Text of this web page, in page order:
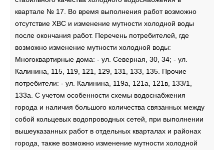
квартале № 17. Во время выполнения работ возможно
отсутствие ХВС и изменение мутности холодной воды
после окончания работ. Перечень потребителей, где
возможно изменение мутности холодной воды:
Многоквартирные дома: - ул. Северная, 30, 34; - ул.
Калинина, 115, 119, 121, 129, 131, 133, 135. Прочие
потребители: - ул. Калинина, 119а, 121а, 121в, 133/1,
133а. С учетом особенности схемы водоснабжения
города и наличия большого количества связанных между
собой кольцевых водопроводных сетей, при выполнении
вышеуказанных работ в отдельных кварталах и районах
города, также возможно изменение мутности холодной